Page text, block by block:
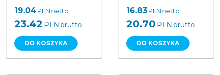
19.04PLN netto
23.42 PLN brutto
DO KOSZYKA
16.83PLN netto
20.70 PLN brutto
DO KOSZYKA